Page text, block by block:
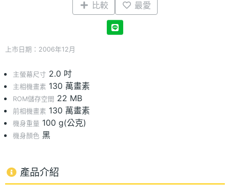
比較 最愛
上市日期：2006年12月
主螢幕尺寸 2.0 吋
主相機畫素 130 萬畫素
ROM儲存空間 22 MB
前相機畫素 130 萬畫素
機身重量 100 g(公克)
機身顏色 黑
產品介紹